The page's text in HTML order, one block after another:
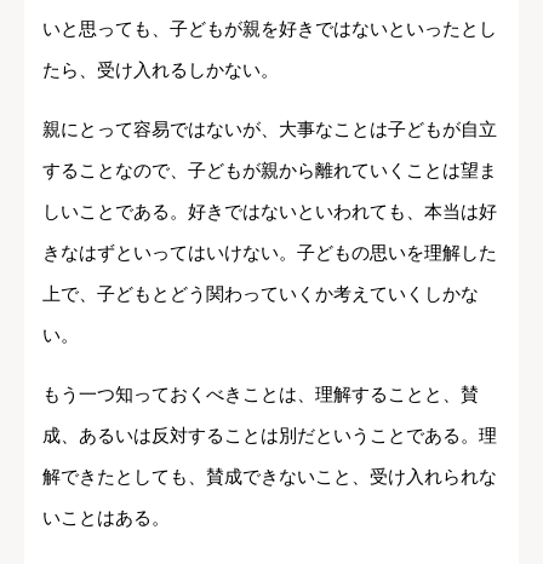
いと思っても、子どもが親を好きではないといったとし
たら、受け入れるしかない。
親にとって容易ではないが、大事なことは子どもが自立
することなので、子どもが親から離れていくことは望ま
しいことである。好きではないといわれても、本当は好
きなはずといってはいけない。子どもの思いを理解した
上で、子どもとどう関わっていくか考えていくしかな
い。
もう一つ知っておくべきことは、理解することと、賛
成、あるいは反対することは別だということである。理
解できたとしても、賛成できないこと、受け入れられな
いことはある。